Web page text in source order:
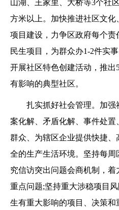
山湖、王家里、大桥等3个社
方米以上。加快推进社区文
项目建设，力争区政府每个责
民生项目，为群众办1-2件实
开展社区特色创建活动，推出
有影响的典型社区。
扎实抓好社会管理。加
案化解、矛盾化解、事件处
群众、为辖区企业提供快捷
全的生产生活环境。坚持每
究信访突出问题会商机制，
重点问题;坚持重大涉稳项目
生有重大影响的项目、决策